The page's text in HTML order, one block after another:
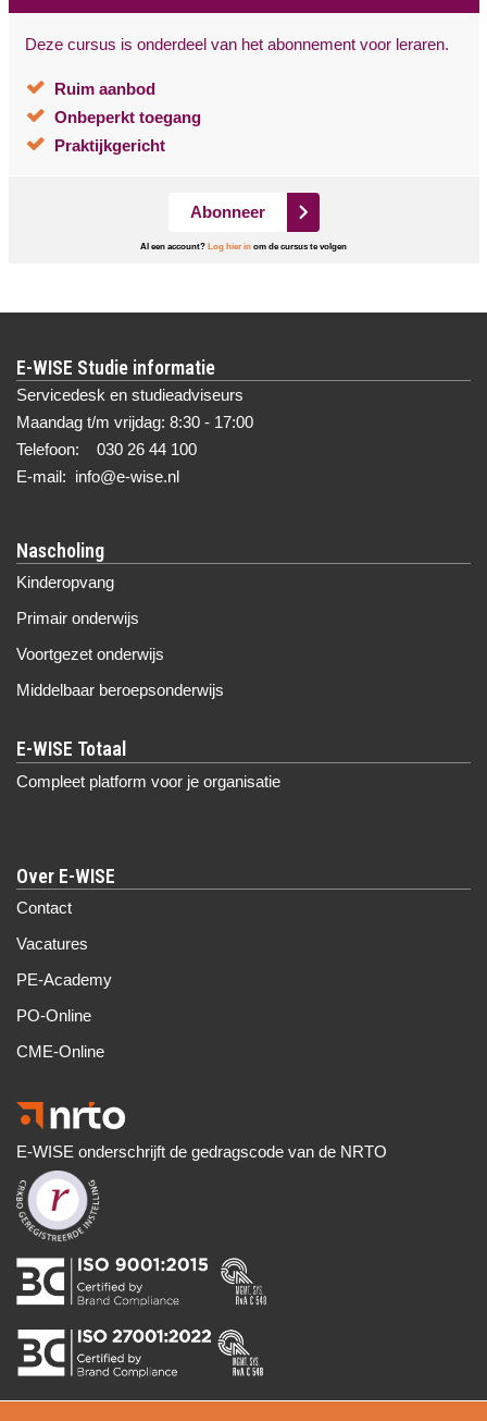
Deze cursus is onderdeel van het abonnement voor leraren.
Ruim aanbod
Onbeperkt toegang
Praktijkgericht
Abonneer
Al een account? Log hier in om de cursus te volgen
E-WISE Studie informatie
Servicedesk en studieadviseurs
Maandag t/m vrijdag: 8:30 - 17:00
Telefoon: 030 26 44 100
E-mail: info@e-wise.nl
Nascholing
Kinderopvang
Primair onderwijs
Voortgezet onderwijs
Middelbaar beroepsonderwijs
Compleet platform voor je organisatie
Over E-WISE
Contact
Vacatures
PE-Academy
PO-Online
CME-Online
E-WISE onderschrijft de gedragscode van de NRTO